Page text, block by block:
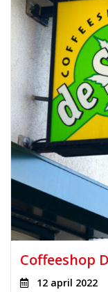
Coffeeshop
12 april 2022